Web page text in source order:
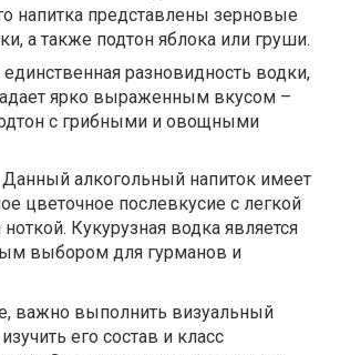
напитка представлены зерновые
а также подтон яблока или груши.
разновидность водки,
ярко выраженным вкусом –
с грибными и овощными
Данный алкогольный напиток имеет
цветочное послевкусие с легкой
Кукурузная водка является
выбором для гурманов и
важно выполнить визуальный
его состав и класс